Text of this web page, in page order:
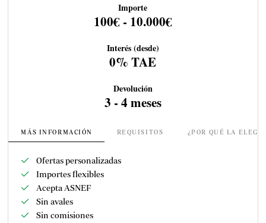
Importe
100€ - 10.000€
Interés (desde)
0% TAE
Devolución
3 - 4 meses
MÁS INFORMACIÓN REQUISITOS ¿POR QUÉ LA
Ofertas personalizadas
Importes flexibles
Acepta ASNEF
Sin avales
Sin comisiones